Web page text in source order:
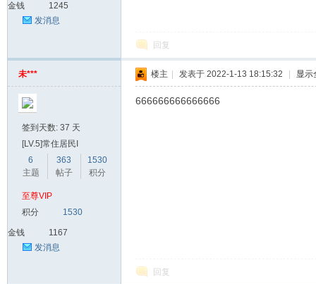
金钱
1245
发消息
回复
未***
签到天数: 37 天
[LV.5]常住居民I
6
主题
363
帖子
1530
积分
至尊VIP
积分
1530
金钱
1167
发消息
楼主 发表于 2022-1-13 18:15:32 显示
666666666666666
回复